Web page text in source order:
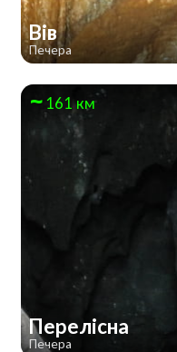
Вів
Печера
161 км
Перелісна
Печера